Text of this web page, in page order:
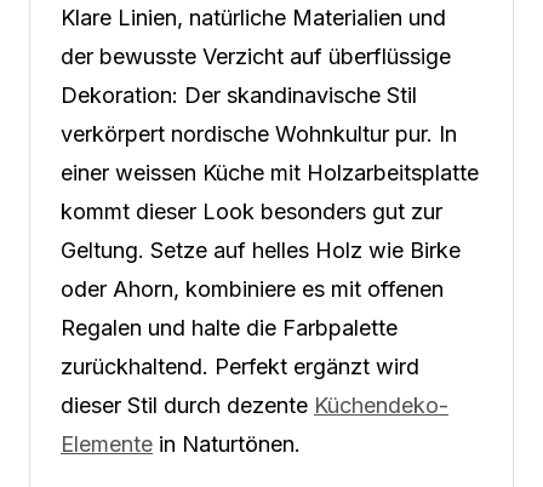
Klare Linien, natürliche Materialien und
der bewusste Verzicht auf überflüssige
Dekoration: Der skandinavische Stil
verkörpert nordische Wohnkultur pur. In
einer weissen Küche mit Holzarbeitsplatte
kommt dieser Look besonders gut zur
Geltung. Setze auf helles Holz wie Birke
oder Ahorn, kombiniere es mit offenen
Regalen und halte die Farbpalette
zurückhaltend. Perfekt ergänzt wird
dieser Stil durch dezente Küchendeko-
Elemente in Naturtönen.